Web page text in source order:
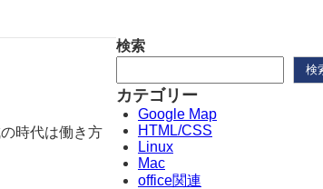
時代は働き方
検索
検
カテゴリー
Google Map
HTML/CSS
Linux
Mac
office関連